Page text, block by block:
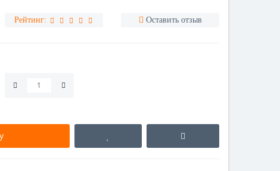
Рейтинг: Оставить отзыв